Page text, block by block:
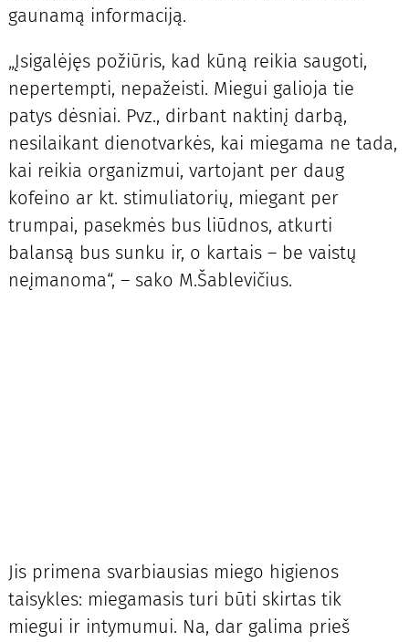
gaunamą informaciją.
„Įsigalėjęs požiūris, kad kūną reikia saugoti,
nepertempti, nepažeisti. Miegui galioja tie
patys dėsniai. Pvz., dirbant naktinį darbą,
nesilaikant dienotvarkės, kai miegama ne tada,
kai reikia organizmui, vartojant per daug
kofeino ar kt. stimuliatorių, miegant per
trumpai, pasekmės bus liūdnos, atkurti
balansą bus sunku ir, o kartais – be vaistų
neįmanoma“, – sako M.Šablevičius.
Jis primena svarbiausias miego higienos
taisykles: miegamasis turi būti skirtas tik
miegui ir intymumui. Na, dar galima prieš